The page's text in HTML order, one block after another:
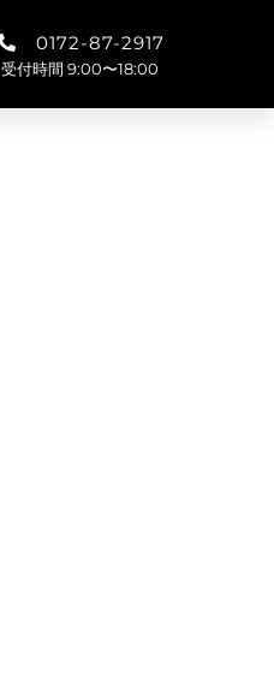
0172-87-2917
受付時間 9:00〜18:00